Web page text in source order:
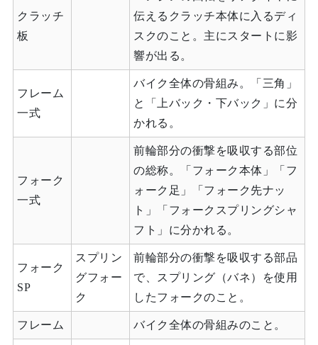
クラッチ
板
伝えるクラッチ本体に入るディ
スクのこと。主にスタートに影
響が出る。
フレーム
一式
バイク全体の骨組み。「三角」
と「上バック・下バック」に分
かれる。
フォーク
一式
前輪部分の衝撃を吸収する部位
の総称。「フォーク本体」「フ
ォーク足」「フォーク先ナッ
ト」「フォークスプリングシャ
フト」に分かれる。
フォーク
SP
スプリン
グフォー
ク
前輪部分の衝撃を吸収する部品
で、スプリング（バネ）を使用
したフォークのこと。
フレーム バイク全体の骨組みのこと。